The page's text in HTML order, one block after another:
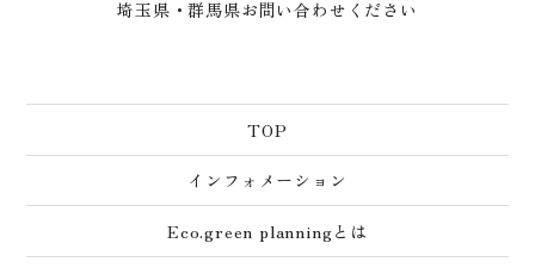
埼玉県・群馬県お問い合わせください
TOP
インフォメーション
Eco.green planningとは